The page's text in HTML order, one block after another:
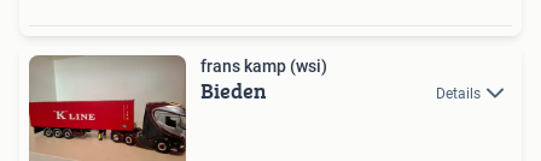
frans kamp (wsi)
Bieden Details